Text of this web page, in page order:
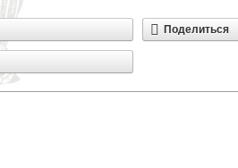
Поделиться